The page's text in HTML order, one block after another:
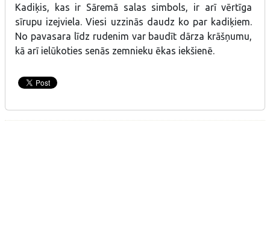
Kadiķis, kas ir Sāremā salas simbols, ir arī vērtīga
sīrupu izejviela. Viesi uzzinās daudz ko par kadiķiem.
No pavasara līdz rudenim var baudīt dārza krāšņumu,
kā arī ielūkoties senās zemnieku ēkas iekšienē.